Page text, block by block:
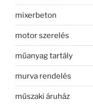
mixerbeton
motor szerelés
műanyag tartály
murva rendelés
műszaki áruház